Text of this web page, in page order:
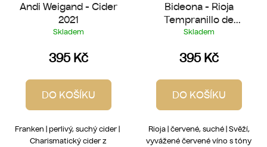
Andi Weigand - Cider
2021
Skladem
395 Kč
DO KOŠÍKU
Franken | perlivý, suchý cider |
Charismatický cider z
Bideona - Rioja
Tempranillo de
Laderas 2022
Skladem
395 Kč
DO KOŠÍKU
Rioja | červené, suché | Svěží,
vyvážené červené víno s tóny